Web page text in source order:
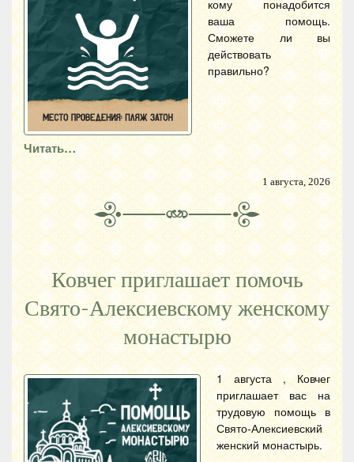
кому понадобится
ваша помощь.
Сможете ли вы
действовать
правильно?
Читать…
1 августа, 2026
Ковчег приглашает помочь
Свято-Алексиевскому женскому
монастырю
1 августа , Ковчег
приглашает вас на
трудовую помощь в
Свято-Алексиевский
женский монастырь.